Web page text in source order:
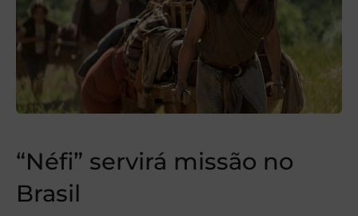
“Néfi” servirá missão no
Brasil